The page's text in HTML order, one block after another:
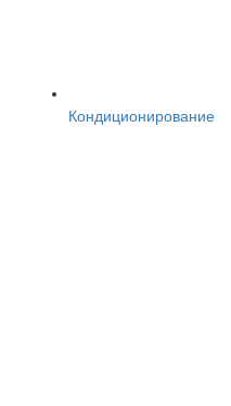
Кондиционирование